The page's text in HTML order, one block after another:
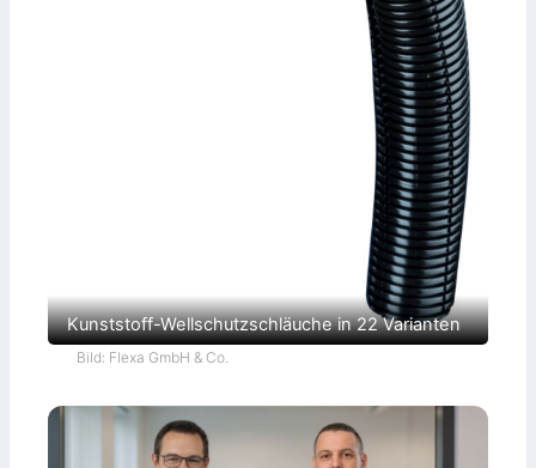
Kunststoff-Wellschutzschläuche in 22 Varianten
Bild: Flexa GmbH & Co.